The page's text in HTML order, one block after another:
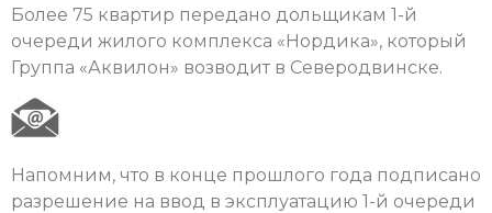
Более 75 квартир передано дольщикам 1-й
очереди жилого комплекса «Нордика», который
Группа «Аквилон» возводит в Северодвинске.
Напомним, что в конце прошлого года подписано
разрешение на ввод в эксплуатацию 1-й очереди